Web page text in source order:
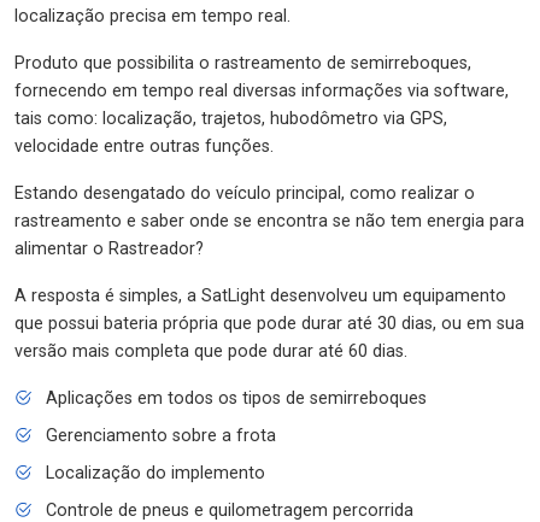
localização precisa em tempo real.
Produto que possibilita o rastreamento de semirreboques,
fornecendo em tempo real diversas informações via software,
tais como: localização, trajetos, hubodômetro via GPS,
velocidade entre outras funções.
Estando desengatado do veículo principal, como realizar o
rastreamento e saber onde se encontra se não tem energia para
alimentar o Rastreador?
A resposta é simples, a SatLight desenvolveu um equipamento
que possui bateria própria que pode durar até 30 dias, ou em sua
versão mais completa que pode durar até 60 dias.
Aplicações em todos os tipos de semirreboques
Gerenciamento sobre a frota
Localização do implemento
Controle de pneus e quilometragem percorrida